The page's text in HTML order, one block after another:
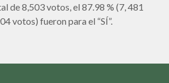
de 8,503 votos, el 87.98 % (7, 481
votos) fueron para el “SÍ”.